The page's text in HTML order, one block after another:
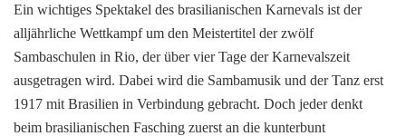
Ein wichtiges Spektakel des brasilianischen Karnevals ist der
alljährliche Wettkampf um den Meistertitel der zwölf
Sambaschulen in Rio, der über vier Tage der Karnevalszeit
ausgetragen wird. Dabei wird die Sambamusik und der Tanz erst
1917 mit Brasilien in Verbindung gebracht. Doch jeder denkt
beim brasilianischen Fasching zuerst an die kunterbunt